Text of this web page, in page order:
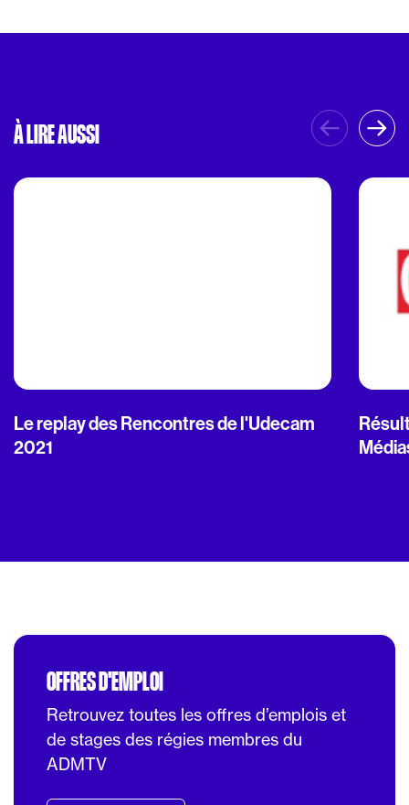
À LIRE AUSSI
Le replay des Rencontres de l'Udecam
2021
OFFRES D'EMPLOI
Retrouvez toutes les offres d’emplois et
de stages des régies membres du
ADMTV